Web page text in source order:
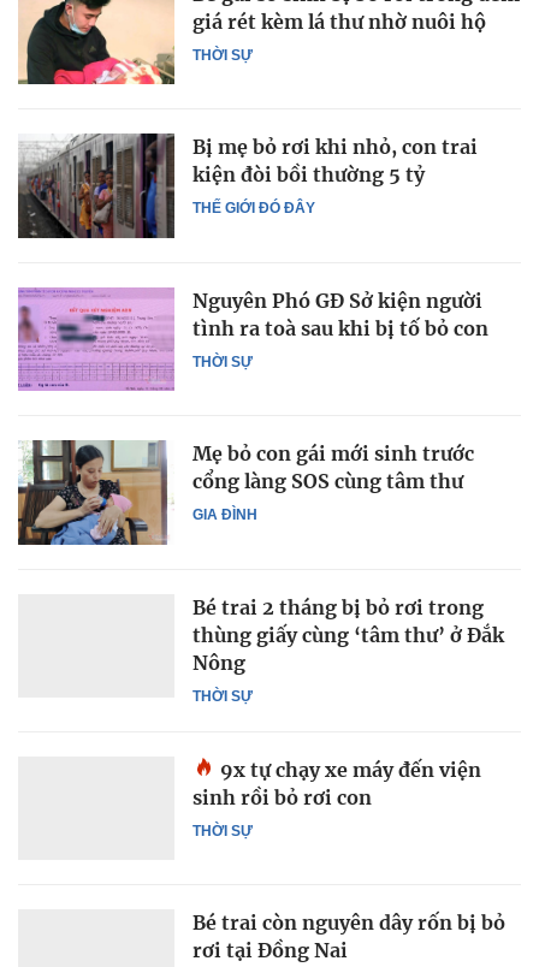
THỜI SỰ
giá rét kèm lá thư nhờ nuôi hộ
THẾ GIỚI ĐÓ ĐÂY
Bị mẹ bỏ rơi khi nhỏ, con trai
kiện đòi bồi thường 5 tỷ
THỜI SỰ
Nguyên Phó GĐ Sở kiện người
tình ra toà sau khi bị tố bỏ con
GIA ĐÌNH
Mẹ bỏ con gái mới sinh trước
cổng làng SOS cùng tâm thư
THỜI SỰ
Bé trai 2 tháng bị bỏ rơi trong
thùng giấy cùng ‘tâm thư’ ở Đắk
Nông
THỜI SỰ
9x tự chạy xe máy đến viện
sinh rồi bỏ rơi con
Bé trai còn nguyên dây rốn bị bỏ
rơi tại Đồng Nai